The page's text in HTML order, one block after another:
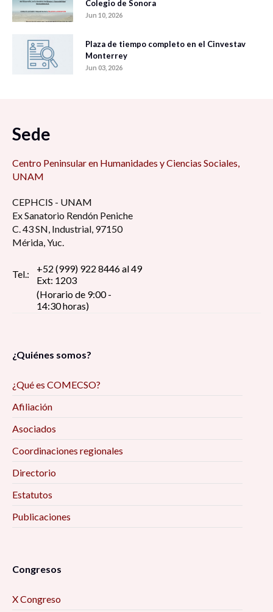
Colegio de Sonora
Jun 10, 2026
Plaza de tiempo completo en el Cinvestav
Monterrey
Jun 03, 2026
Sede
Centro Peninsular en Humanidades y Ciencias Sociales,
UNAM
CEPHCIS - UNAM
Ex Sanatorio Rendón Peniche
C. 43 SN, Industrial, 97150
Mérida, Yuc.
Tel.:
+52 (999) 922 8446 al 49
Ext: 1203
(Horario de 9:00 -
14:30 horas)
¿Quiénes somos?
¿Qué es COMECSO?
Afiliación
Asociados
Coordinaciones regionales
Directorio
Estatutos
Publicaciones
Congresos
X Congreso